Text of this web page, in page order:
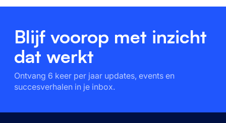
Blijf voorop met inzicht
dat werkt
Ontvang 6 keer per jaar updates, events en
succesverhalen in je inbox.